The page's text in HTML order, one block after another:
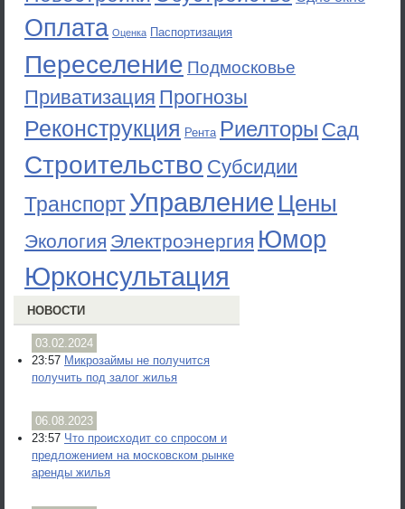
Оплата Оценка Паспортизация
Переселение Подмосковье
Приватизация Прогнозы
Реконструкция Рента Риелторы Сад
Строительство Субсидии
ТранспортУправление Цены
Экология Электроэнергия Юмор
Юрконсультация
НОВОСТИ
03.02.2024
23:57 Микрозаймы не получится
получить под залог жилья
06.08.2023
23:57 Что происходит со спросом и
предложением на московском рынке
аренды жилья